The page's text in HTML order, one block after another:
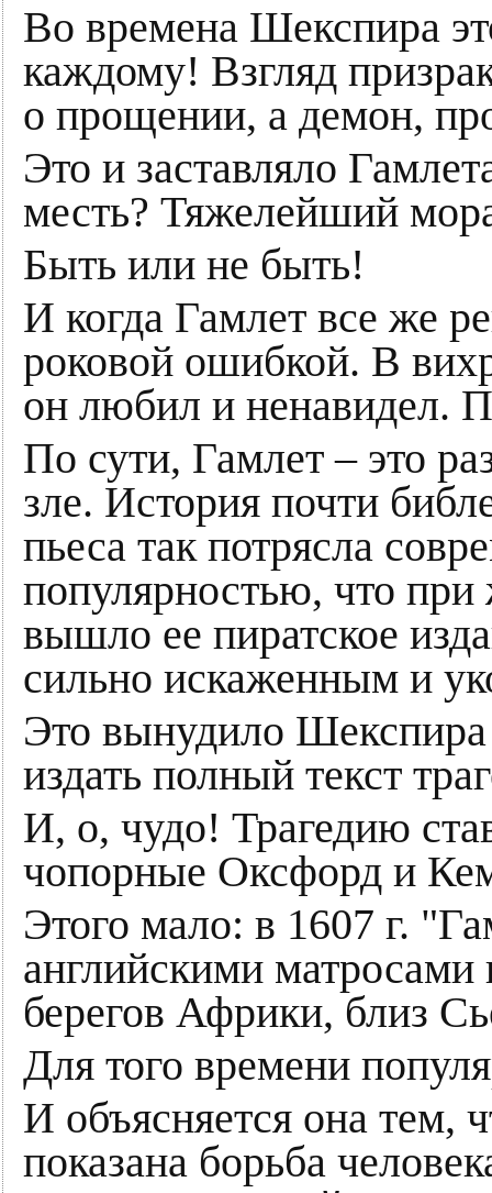
Во времена Шекспира
каждому! Взгляд
о прощении, а демон,
Это и заставляло
месть? Тяжелейший
Быть или не быть!
И когда Гамлет все же
роковой ошибкой. В
он любил и ненавидел.
По сути, Гамлет – это
зле. История почти
пьеса так потрясла
популярностью, что
вышло ее пиратское
сильно искаженным и
Это вынудило
издать полный текст
И, о, чудо! Трагедию
чопорные Оксфорд и
Этого мало: в 1607 г.
английскими
берегов Африки, близ
Для того времени
И объясняется она тем,
показана борьба